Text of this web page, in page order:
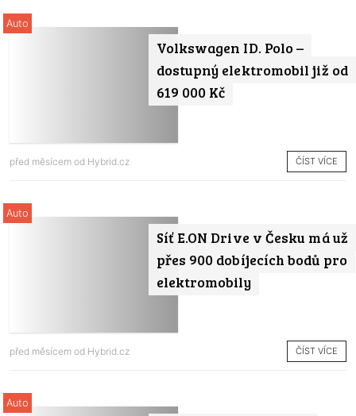
Volkswagen ID. Polo –
dostupný elektromobil již od
619 000 Kč
Auto
před měsícem od Hybrid.cz ČÍST VÍCE
Síť E.ON Drive v Česku má už
přes 900 dobíjecích bodů pro
elektromobily
Auto
před měsícem od Hybrid.cz ČÍST VÍCE
Auto